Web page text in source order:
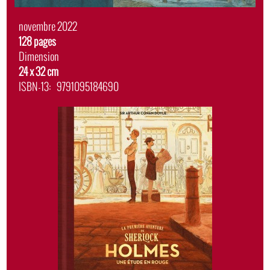
Date
de
sortie
novembre 2022
Album
128 pages
Dimension
24 x 32 cm
ISBN-13 9791095184690